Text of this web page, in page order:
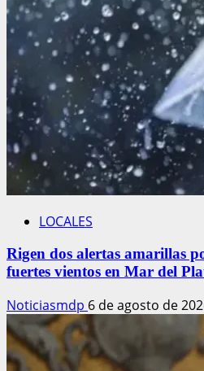
LOCALES
Rigen dos alertas amarillas
fuertes vientos en Mar del
Noticiasmdp 6 de agosto de